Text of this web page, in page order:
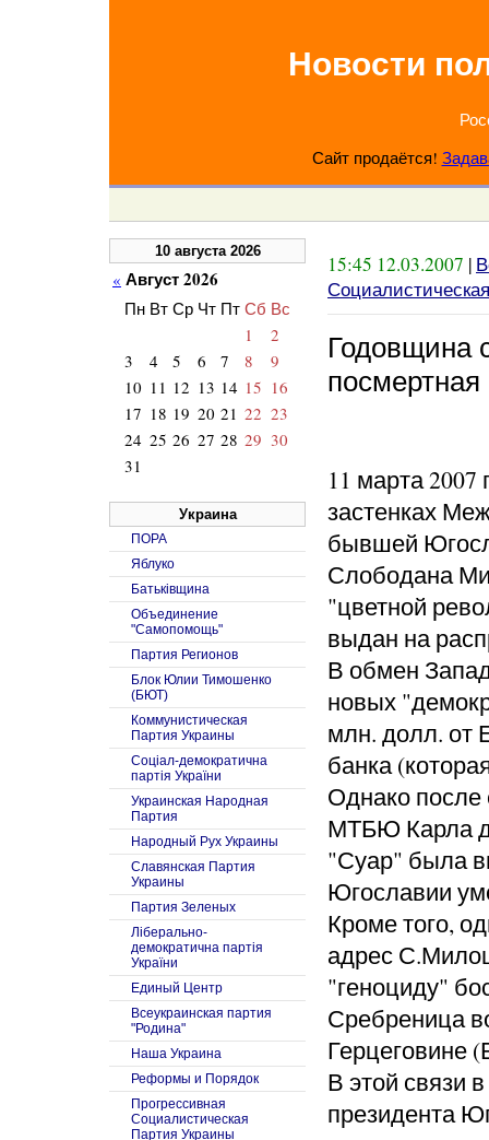
Новости
Сайт продаётся!
15:45 12.03.2007 |
Годовщина
11 марта 2007
застенках
бывшей
Слободана
"цветной
выдан на
В обмен
новых
млн. долл. от
банка
Однако после
МТБЮ Карла
"Суар" была
Югославии
Кроме того,
адрес
"геноциду"
Сребреница
Герцеговине
В этой связи
президента
10 августа 2026
« Август 2026
Пн Вт Ср Чт Пт Сб Вс
1
2
3
4 5 6 7 8
9
10 11 12 13 14 15 16
17 18 19 20 21 22 23
24 25 26 27 28 29 30
31
Украина
ПОРА
Яблуко
Батьківщина
Объединение
"Самопомощь"
Партия Регионов
Блок Юлии Тимошенко
(БЮТ)
Коммунистическая
Партия Украины
Соцiал-демократична
партiя України
Украинская Народная
Партия
Народный Рух Украины
Славянская Партия
Украины
Партия Зеленых
Ліберально-
демократична партія
України
Единый Центр
Всеукраинская партия
"Родина"
Наша Украина
Реформы и Порядок
Прогрессивная
Социалистическая
Партия Украины